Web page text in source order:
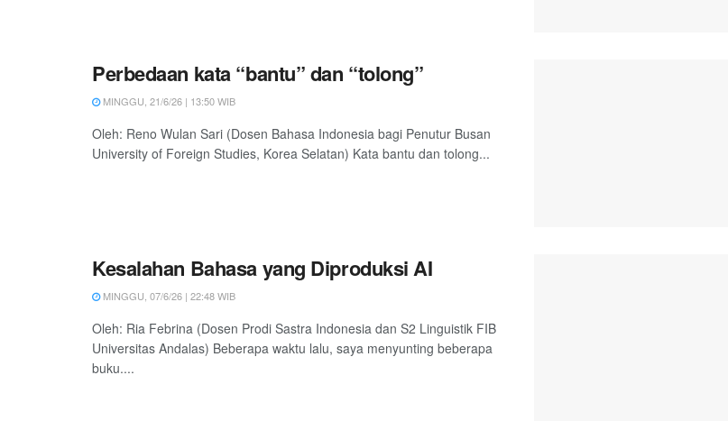
Perbedaan kata “bantu” dan “tolong”
MINGGU, 21/6/26 | 13:50 WIB
Oleh: Reno Wulan Sari (Dosen Bahasa Indonesia bagi Penutur Busan
University of Foreign Studies, Korea Selatan) Kata bantu dan tolong...
Kesalahan Bahasa yang Diproduksi AI
MINGGU, 07/6/26 | 22:48 WIB
Oleh: Ria Febrina (Dosen Prodi Sastra Indonesia dan S2 Linguistik FIB
Universitas Andalas) Beberapa waktu lalu, saya menyunting beberapa
buku....